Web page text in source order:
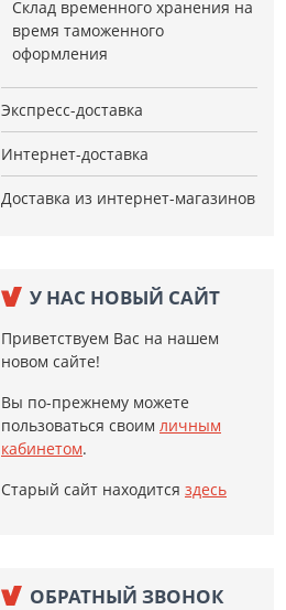
Склад временного хранения на
время таможенного
оформления
Экспресс-доставка
Интернет-доставка
Доставка из интернет-магазинов
У НАС НОВЫЙ САЙТ
Приветствуем Вас на нашем
новом сайте!
Вы по-прежнему можете
пользоваться своим личным
кабинетом.
Старый сайт находится здесь
ОБРАТНЫЙ ЗВОНОК